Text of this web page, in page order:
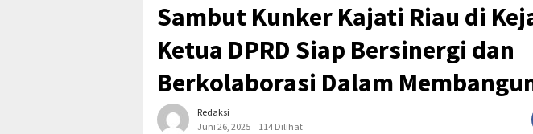
Sambut Kunker Kajati Riau di
Ketua DPRD Siap Bersinergi dan
Berkolaborasi Dalam
Redaksi
Juni 26, 2025
114 Dilihat